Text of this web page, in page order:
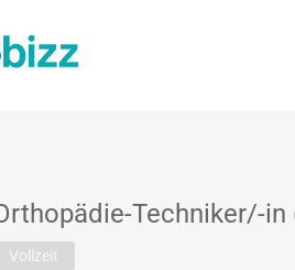
Techniker/-
Vollzeit